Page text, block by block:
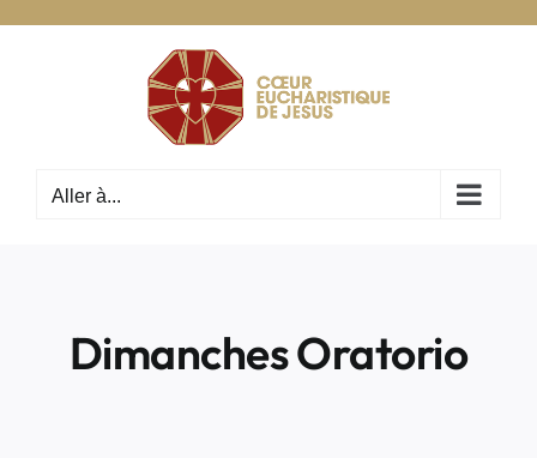
Aller à...
Dimanches Oratorio